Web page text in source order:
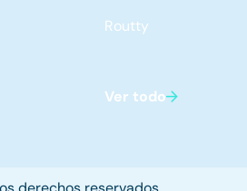
Routty
Ver todo